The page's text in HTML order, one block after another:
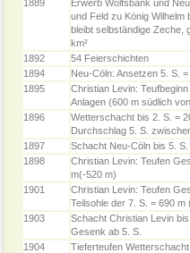
1889
Erwerb Wolfsbank und
und Feld zu König Wilhelm
bleibt selbständige Zeche,
km²
1892
54 Feierschichten
1894
Neu-Cöln: Ansetzen 5. S.
1895
Christian Levin:
Anlagen (600 m südlich
1896
Wetterschacht bis 2. S. =
Durchschlag 5. S.
1897
Schacht Neu-Cöln bis 5. S.
1898
Christian Levin: Teufen
m(-520 m)
1901
Christian Levin: Teufen
Teilsohle der 7. S. = 690 m
1903
Schacht Christian Levin
Gesenk ab 5. S.
1904
Tieferteufen